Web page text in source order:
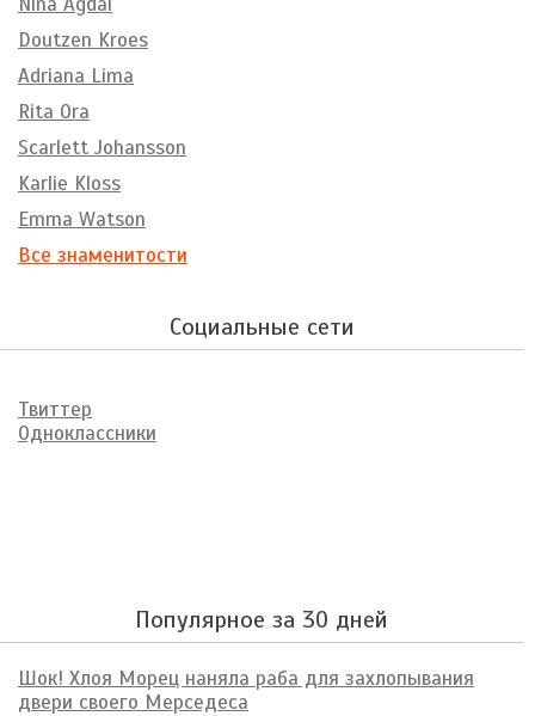
Doutzen Kroes
Adriana Lima
Rita Ora
Scarlett Johansson
Karlie Kloss
Emma Watson
Все знаменитости
Социальные сети
Твиттер
Одноклассники
Популярное за 30 дней
Шок! Хлоя Морец наняла раба для захлопывания
двери своего Мерседеса